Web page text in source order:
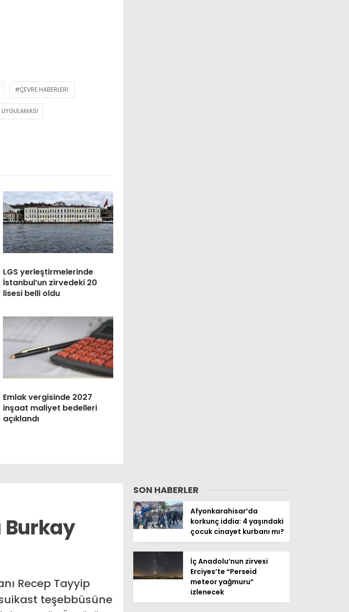
ÇEVRE HABERLERI.
UYGULAMASI
LGS yerleştirmelerinde
İstanbul’un zirvedeki 20
lisesi belli oldu
Emlak vergisinde 2027
inşaat maliyet bedelleri
açıklandı
Burkay
Recep Tayyip
teşebbüsüne
SON HABERLER
Afyonkarahisar’da
korkunç iddia: 4 yaşındaki
çocuk cinayet kurbanı mı?
İç Anadolu’nun zirvesi
Erciyes’te “Perseid
meteor yağmuru”
izlenecek